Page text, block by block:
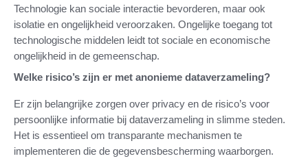
Technologie kan sociale interactie bevorderen, maar ook
isolatie en ongelijkheid veroorzaken. Ongelijke toegang tot
technologische middelen leidt tot sociale en economische
ongelijkheid in de gemeenschap.
Welke risico’s zijn er met anonieme dataverzameling?
Er zijn belangrijke zorgen over privacy en de risico’s voor
persoonlijke informatie bij dataverzameling in slimme steden.
Het is essentieel om transparante mechanismen te
implementeren die de gegevensbescherming waarborgen.